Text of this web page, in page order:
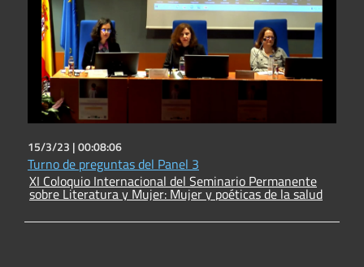
15/3/23 |00:08:06
Turno de preguntas del Panel 3
XI Coloquio Internacional del Seminario Permanente
sobre Literatura y Mujer: Mujer y poéticas de la salud